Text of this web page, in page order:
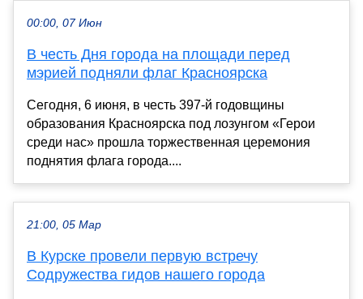
00:00, 07 Июн
В честь Дня города на площади перед
мэрией подняли флаг Красноярска
Сегодня, 6 июня, в честь 397-й годовщины
образования Красноярска под лозунгом «Герои
среди нас» прошла торжественная церемония
поднятия флага города....
21:00, 05 Мар
В Курске провели первую встречу
Содружества гидов нашего города